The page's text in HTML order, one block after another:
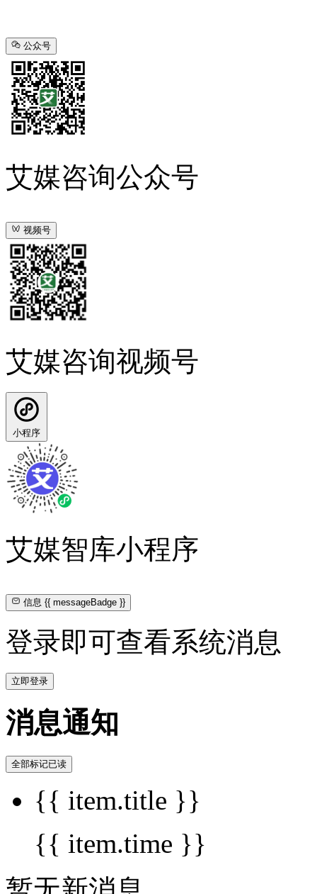
公众号
艾媒咨询公众号
视频号
艾媒咨询视频号
小程序
艾媒智库小程序
信息{{ messageBadge }}
登录即可查看系统消息
立即登录
消息通知
全部标记已读
{{ item.title }}
{{ item.time }}